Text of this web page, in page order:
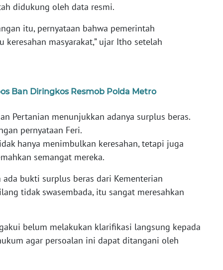
didukung oleh data resmi.
itu, pernyataan bahwa pemerintah
masyarakat,” ujar Itho setelah
Ban Diringkos Resmob Polda Metro
Pertanian menunjukkan adanya surplus beras.
pernyataan Feri.
hanya menimbulkan keresahan, tetapi juga
semangat mereka.
bukti surplus beras dari Kementerian
tidak swasembada, itu sangat meresahkan
belum melakukan klarifikasi langsung kepada
agar persoalan ini dapat ditangani oleh